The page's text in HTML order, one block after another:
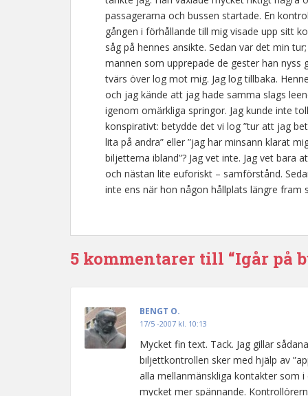
passagerarna och bussen startade. En
gången i förhållande till mig visade upp sitt
såg på hennes ansikte. Sedan var det min
mannen som upprepade de gester han
tvärs över log mot mig. Jag log tillbaka.
och jag kände att jag hade samma slags
igenom omärkliga springor. Jag kunde inte
konspirativt: betydde det vi log ”tur att jag
lita på andra” eller ”jag har minsann klarat
biljetterna ibland”? Jag vet inte. Jag vet
och nästan lite euforiskt – samförstånd.
inte ens när hon någon hållplats längre fram
5 kommentarer till “Igår på
BENGT O.
17/5 -2007 kl. 10:13
Mycket fin text. Tack. Jag gillar
biljettkontrollen sker med hjälp av
alla mellanmänskliga kontakter som
mycket mer spännande.